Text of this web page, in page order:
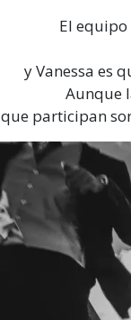
El equipo
y Vanessa es
Aunque
que participan